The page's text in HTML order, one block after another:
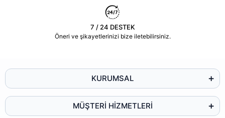
7 / 24 DESTEK
Öneri ve şikayetlerinizi bize iletebilirsiniz.
KURUMSAL
MÜŞTERİ HİZMETLERİ